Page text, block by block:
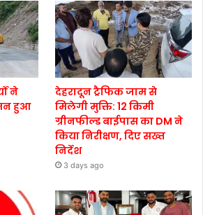
ने
हुआ
देहरादून ट्रैफिक जाम से
मिलेगी मुक्ति: 12 किमी
ग्रीनफील्ड बाईपास का DM ने
किया निरीक्षण, दिए सख्त
निर्देश
3 days ago